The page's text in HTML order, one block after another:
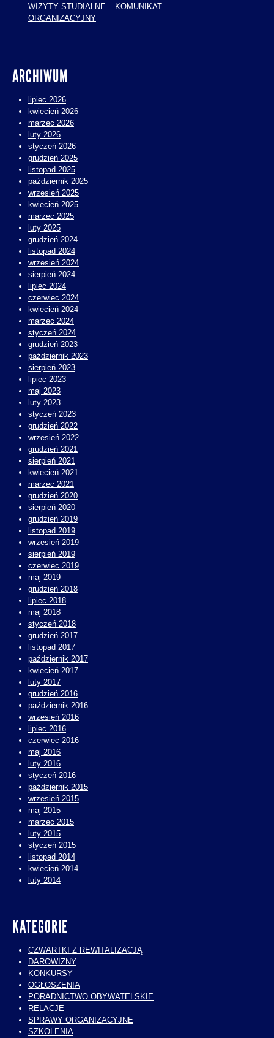
WIZYTY STUDIALNE – KOMUNIKAT
ORGANIZACYJNY
ARCHIWUM
lipiec 2026
kwiecień 2026
marzec 2026
luty 2026
styczeń 2026
grudzień 2025
listopad 2025
październik 2025
wrzesień 2025
kwiecień 2025
marzec 2025
luty 2025
grudzień 2024
listopad 2024
wrzesień 2024
sierpień 2024
lipiec 2024
czerwiec 2024
kwiecień 2024
marzec 2024
styczeń 2024
grudzień 2023
październik 2023
sierpień 2023
lipiec 2023
maj 2023
luty 2023
styczeń 2023
grudzień 2022
wrzesień 2022
grudzień 2021
sierpień 2021
kwiecień 2021
marzec 2021
grudzień 2020
sierpień 2020
grudzień 2019
listopad 2019
wrzesień 2019
sierpień 2019
czerwiec 2019
maj 2019
grudzień 2018
lipiec 2018
maj 2018
styczeń 2018
grudzień 2017
listopad 2017
październik 2017
kwiecień 2017
luty 2017
grudzień 2016
październik 2016
wrzesień 2016
lipiec 2016
czerwiec 2016
maj 2016
luty 2016
styczeń 2016
październik 2015
wrzesień 2015
maj 2015
marzec 2015
luty 2015
styczeń 2015
listopad 2014
kwiecień 2014
luty 2014
KATEGORIE
CZWARTKI Z REWITALIZACJĄ
DAROWIZNY
KONKURSY
OGŁOSZENIA
PORADNICTWO OBYWATELSKIE
RELACJE
SPRAWY ORGANIZACYJNE
SZKOLENIA